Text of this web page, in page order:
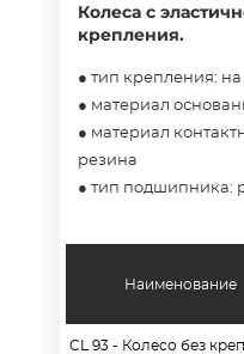
Колеса с
крепления.
● тип крепления: на
● материал
● материал
резина
● тип подшипника:
Наименование
CL 93 - Колесо без